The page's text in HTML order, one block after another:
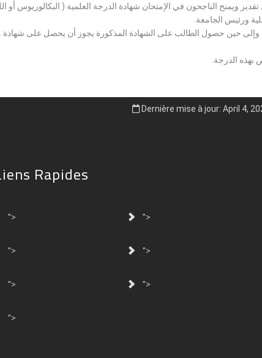
ويمنح الناجحون في الإمتحان شهادة الدرجة العلمية ( البكالوريوس أو
ورئيس الجامعة.
حين حصول الطالب على الشهادة المذكورة يجوز أن يحصل على شهادة
بهذه الدرجة.
Dernière mise à jour: April 4,
Rapides
"> ">
"> ">
"> ">
">